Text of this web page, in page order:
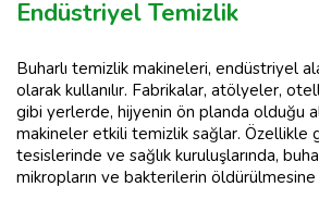
Endüstriyel Temizlik
Buharlı temizlik makineleri, endüstriyel
olarak kullanılır. Fabrikalar, atölyeler,
gibi yerlerde, hijyenin ön planda olduğu
makineler etkili temizlik sağlar. Özellikle
tesislerinde ve sağlık kuruluşlarında,
mikropların ve bakterilerin öldürülmesine